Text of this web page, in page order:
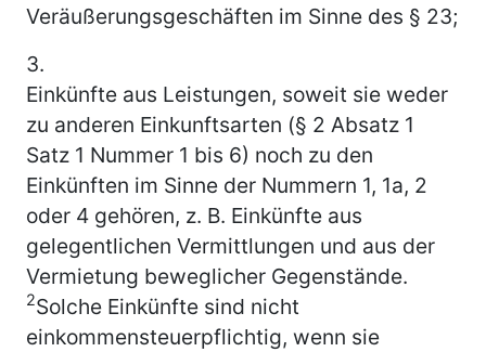
Veräußerungsgeschäften im Sinne des § 23;
3.
Einkünfte aus Leistungen, soweit sie weder
zu anderen Einkunftsarten (§ 2 Absatz 1
Satz 1 Nummer 1 bis 6) noch zu den
Einkünften im Sinne der Nummern 1, 1a, 2
oder 4 gehören, z. B. Einkünfte aus
gelegentlichen Vermittlungen und aus der
Vermietung beweglicher Gegenstände.
2Solche Einkünfte sind nicht
einkommensteuerpflichtig, wenn sie